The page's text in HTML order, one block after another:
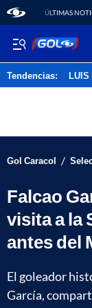
ÚLTIMAS
Tendencias: LUIS
Gol Caracol /
Falcao
visita a la
antes del
El goleador
García,